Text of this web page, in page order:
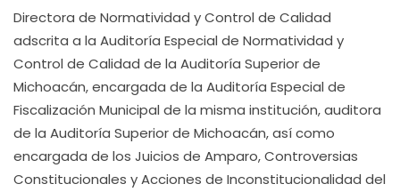
Directora de Normatividad y Control de Calidad
adscrita a la Auditoría Especial de Normatividad y
Control de Calidad de la Auditoría Superior de
Michoacán, encargada de la Auditoría Especial de
Fiscalización Municipal de la misma institución, auditora
de la Auditoría Superior de Michoacán, así como
encargada de los Juicios de Amparo, Controversias
Constitucionales y Acciones de Inconstitucionalidad del